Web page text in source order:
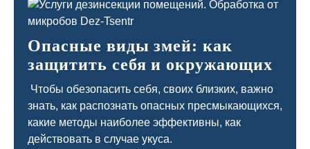
Опасные виды змей: как
защитить себя и окружающих
Чтобы обезопасить себя, своих близких, важно
знать, как распознать опасных пресмыкающихся,
какие методы наиболее эффективны, как
действовать в случае укуса.